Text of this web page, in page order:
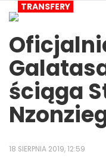
TRANSFERY
ściąga
18 SIERPNIA 2019, 12:59